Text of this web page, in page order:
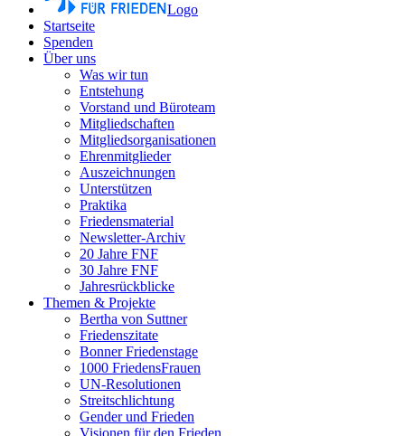
Logo
Startseite
Spenden
Über uns
Was wir tun
Entstehung
Vorstand und Büroteam
Mitgliedschaften
Mitgliedsorganisationen
Ehrenmitglieder
Auszeichnungen
Unterstützen
Praktika
Friedensmaterial
Newsletter-Archiv
20 Jahre FNF
30 Jahre FNF
Jahresrückblicke
Themen & Projekte
Bertha von Suttner
Friedenszitate
Bonner Friedenstage
1000 FriedensFrauen
UN-Resolutionen
Streitschlichtung
Gender und Frieden
Visionen für den Frieden